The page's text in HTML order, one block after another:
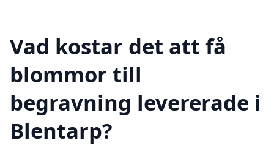
Vad kostar det att få
blommor till
begravning levererade i
Blentarp?